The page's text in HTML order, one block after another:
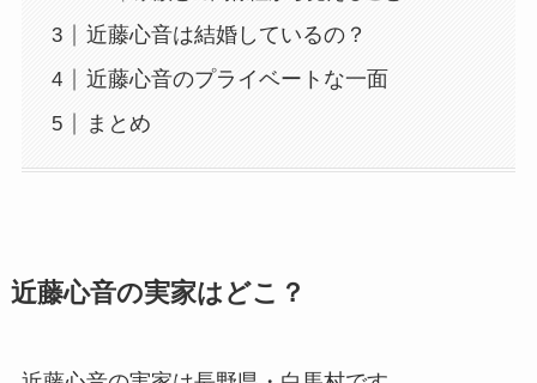
近藤心音は結婚しているの？
近藤心音のプライベートな一面
まとめ
近藤心音の実家はどこ？